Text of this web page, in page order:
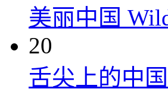
美丽中国
20
舌尖上的中